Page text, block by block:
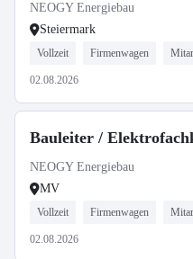
NEOGY Energiebau
Steiermark
Vollzeit Firmenwagen
02.08.2026
Bauleiter /
NEOGY Energiebau
MV
Vollzeit Firmenwagen
02.08.2026